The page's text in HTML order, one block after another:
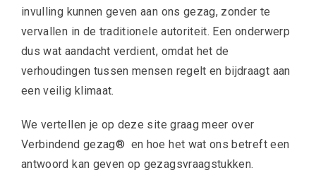
invulling kunnen geven aan ons gezag, zonder te
vervallen in de traditionele autoriteit. Een onderwerp
dus wat aandacht verdient, omdat het de
verhoudingen tussen mensen regelt en bijdraagt aan
een veilig klimaat.
We vertellen je op deze site graag meer over
Verbindend gezag® en hoe het wat ons betreft een
antwoord kan geven op gezagsvraagstukken.